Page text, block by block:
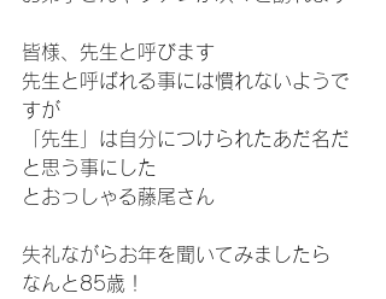
皆様、先生と呼びます
先生と呼ばれる事には慣れないようで
すが
「先生」は自分につけられたあだ名だ
と思う事にした
とおっしゃる藤尾さん
失礼ながらお年を聞いてみましたら
なんと85歳！